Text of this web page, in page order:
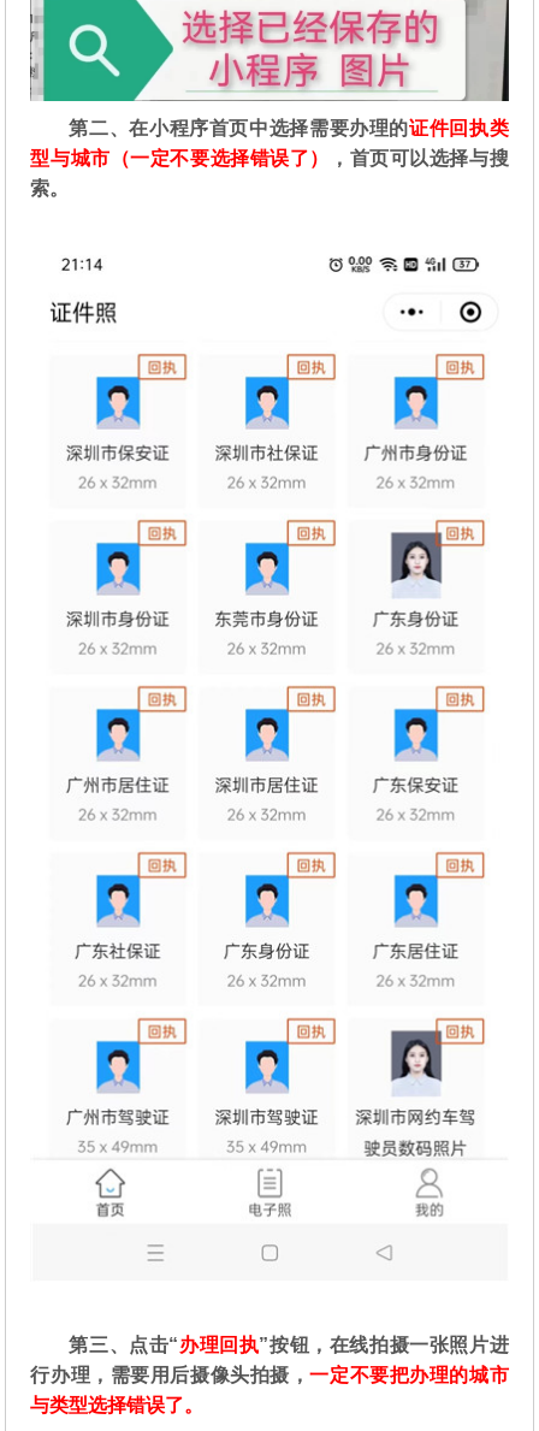
第二、在小程序首页中选择需要办理的证件回执类
型与城市（一定不要选择错误了）
，首页可以选择与搜
索。
第三、点击“办理回执”按钮，在线拍摄一张照片进
行办理，需要用后摄像头拍摄，一定不要把办理的城市
与类型选择错误了。